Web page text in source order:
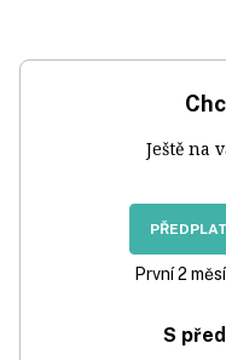
Ještě na
První 2
S